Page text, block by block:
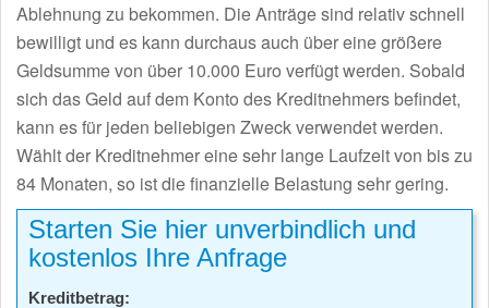
Ablehnung zu bekommen. Die Anträge sind relativ schnell
bewilligt und es kann durchaus auch über eine größere
Geldsumme von über 10.000 Euro verfügt werden. Sobald
sich das Geld auf dem Konto des Kreditnehmers befindet,
kann es für jeden beliebigen Zweck verwendet werden.
Wählt der Kreditnehmer eine sehr lange Laufzeit von bis zu
84 Monaten, so ist die finanzielle Belastung sehr gering.
Starten Sie hier unverbindlich und
kostenlos Ihre Anfrage
Kreditbetrag: